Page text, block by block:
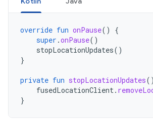
override fun onPause()
{
super .onPause()
stopLocationUpdates()
}
private fun stopLocationUpdates()
fusedLocationClient.
}